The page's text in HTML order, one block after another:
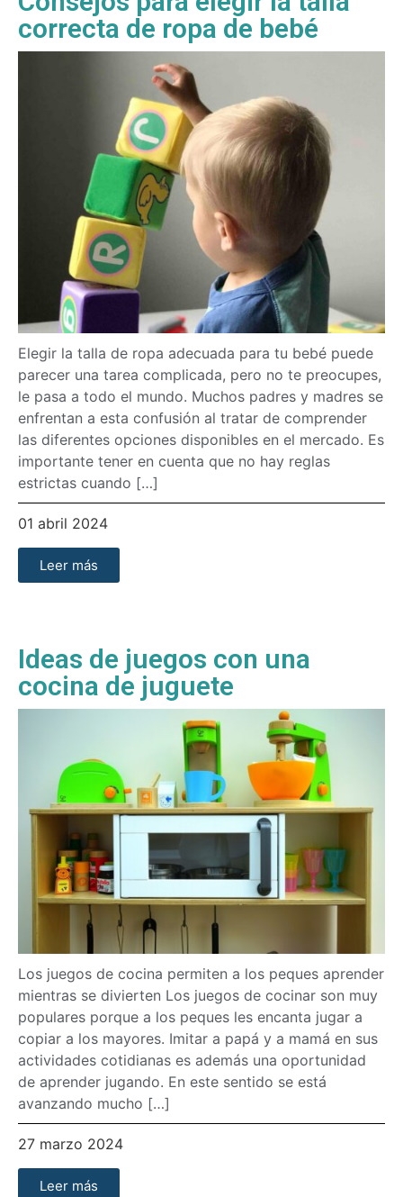
correcta de ropa de bebé
Elegir la talla de ropa adecuada para tu bebé puede
parecer una tarea complicada, pero no te preocupes,
le pasa a todo el mundo. Muchos padres y madres se
enfrentan a esta confusión al tratar de comprender
las diferentes opciones disponibles en el mercado. Es
importante tener en cuenta que no hay reglas
estrictas cuando […]
01 abril 2024
Leer más
Ideas de juegos con una
cocina de juguete
Los juegos de cocina permiten a los peques aprender
mientras se divierten Los juegos de cocinar son muy
populares porque a los peques les encanta jugar a
copiar a los mayores. Imitar a papá y a mamá en sus
actividades cotidianas es además una oportunidad
de aprender jugando. En este sentido se está
avanzando mucho […]
27 marzo 2024
Leer más